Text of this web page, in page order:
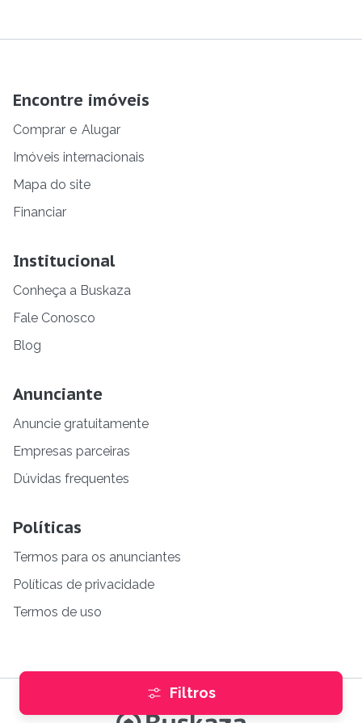
Filtros
Encontre imóveis
Comprar e Alugar
Imóveis internacionais
Mapa do site
Financiar
Institucional
Conheça a Buskaza
Fale Conosco
Blog
Anunciante
Anuncie gratuitamente
Empresas parceiras
Dúvidas frequentes
Políticas
Termos para os anunciantes
Políticas de privacidade
Termos de uso